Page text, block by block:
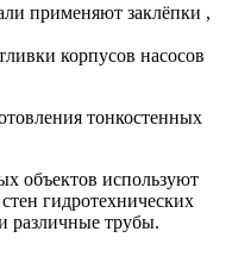
применяют заклёпки ,
корпусов насосов
тонкостенных
объектов используют
гидротехнических
различные трубы.